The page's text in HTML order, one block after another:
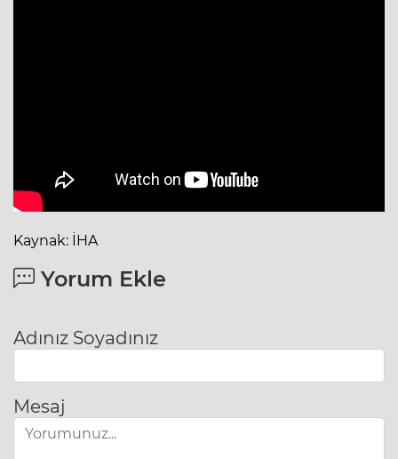
Kaynak: İHA
Yorum Ekle
Adınız Soyadınız
Mesaj